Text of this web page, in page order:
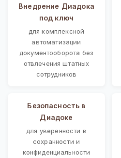
Внедрение Диадока
под ключ
для комплексной
автоматизации
документооборота без
отвлечения штатных
сотрудников
Безопасность в
Диадоке
для уверенности в
сохранности и
конфиденциальности